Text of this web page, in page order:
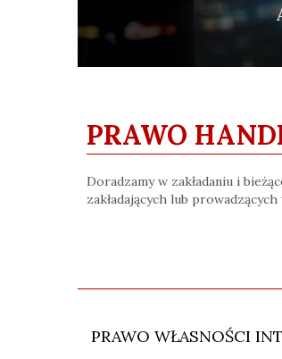
PRAWO
Doradzamy w zakładaniu i
zakładających lub
PRAWO WŁASNOŚCI